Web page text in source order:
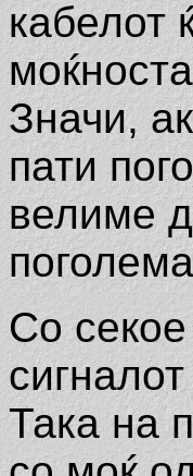
кабелот
Значи,
пати
велиме
Со
Така на